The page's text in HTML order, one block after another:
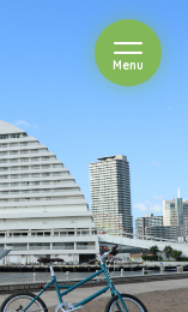
Menuを開閉